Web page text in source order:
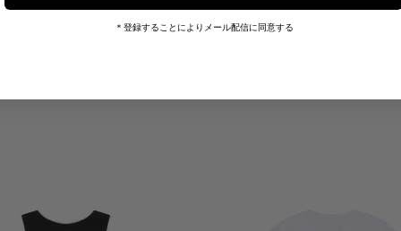
＊登録することによりメール配信に同意する